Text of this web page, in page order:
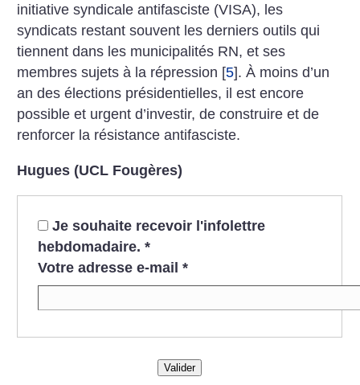
initiative syndicale antifasciste (VISA), les
syndicats restant souvent les derniers outils qui
tiennent dans les municipalités RN, et ses
membres sujets à la répression [5]. À moins d’un
an des élections présidentielles, il est encore
possible et urgent d’investir, de construire et de
renforcer la résistance antifasciste.
Hugues (UCL Fougères)
Je souhaite recevoir l'infolettre
hebdomadaire. *
Votre adresse e-mail *
Valider